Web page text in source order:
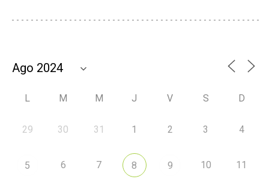
L M M J V S D
29 30 31 1 2 3 4
5 6 7 8 9 10 11